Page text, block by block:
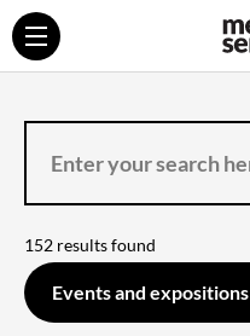
ENTER
SEARCH
HERE
152 results found
FILTER
ON
THE
CONTENT
YOU
Events and expositions